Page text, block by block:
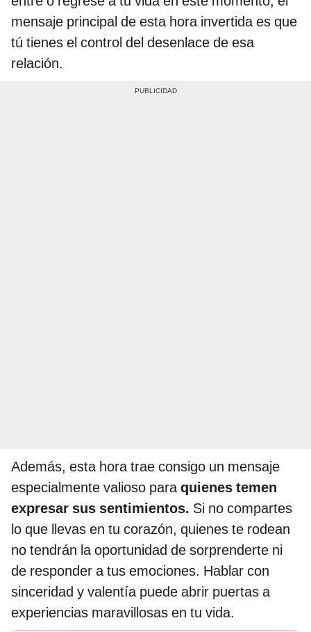
mensaje principal de esta hora invertida es que
tú tienes el control del desenlace de esa
relación.
Además, esta hora trae consigo un mensaje
especialmente valioso paraquienes temen
expresar sus sentimientos. Si no compartes
lo que llevas en tu corazón, quienes te rodean
no tendrán la oportunidad de sorprenderte ni
de responder a tus emociones. Hablar con
sinceridad y valentía puede abrir puertas a
experiencias maravillosas en tu vida.